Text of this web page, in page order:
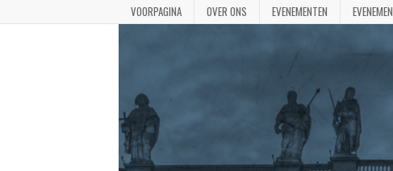
VOORPAGINA OVER ONS EVENEMENTEN